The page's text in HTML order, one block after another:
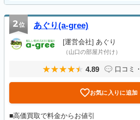
2位 あぐり(a-gree)
[運営会社] あぐり
（山口の部屋片付け）
4.89 口コミ
お気に入りに追加
■高価買取で料金からお値引